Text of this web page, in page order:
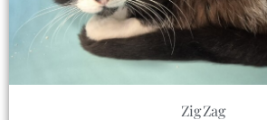
Zig Zag